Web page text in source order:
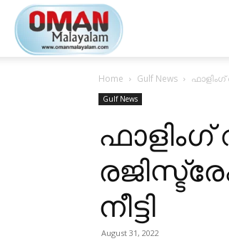
Malayalam
Home Gulf News
Gulf News
നീട്ടി
August 31, 2022